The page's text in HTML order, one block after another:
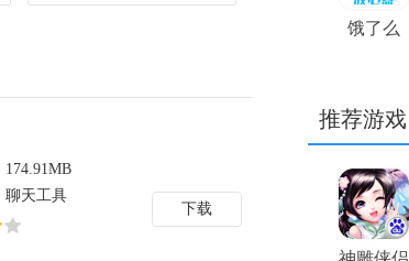
174.91MB
聊天工具
下载
饿了么
推荐游戏